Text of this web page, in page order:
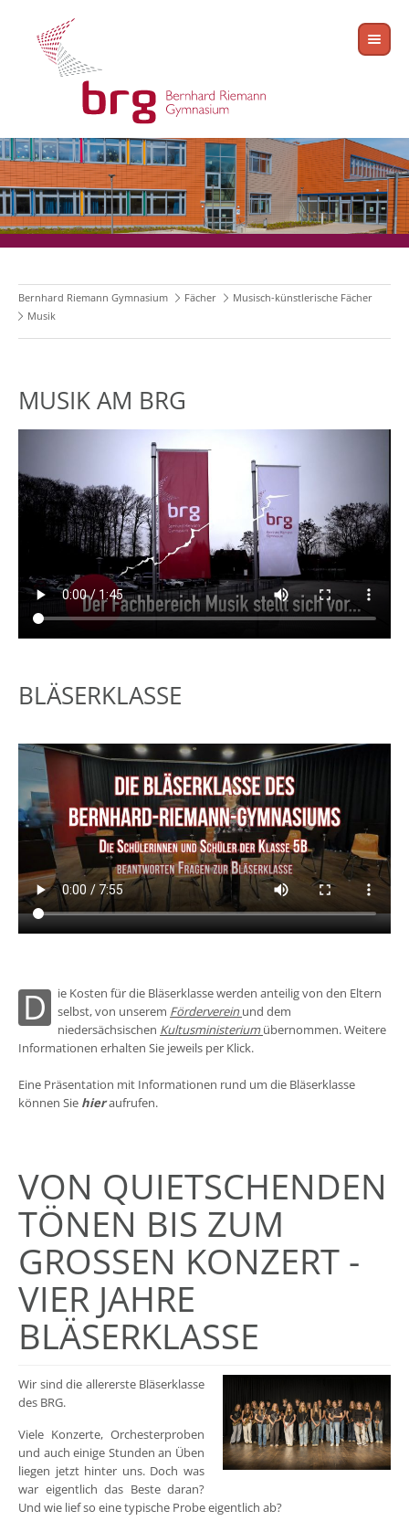
Bernhard Riemann Gymnasium Fächer
Musisch-künstlerische Fächer
Musik
MUSIK AM BRG
BLÄSERKLASSE
Die Kosten für die Bläserklasse werden anteilig von den Eltern selbst, von unserem Förderverein und dem
niedersächsischen Kultusministeriumübernommen. Weitere
Informationen erhalten Sie jeweils per Klick.
Eine Präsentation mit Informationen rund um die Bläserklasse
können Sie hieraufrufen.
VON QUIETSCHENDEN
TÖNEN BIS ZUM
GROSSEN KONZERT - V
IER JAHRE B
LÄSERKLASSE
Wir sind die allererste Bläserklasse
des BRG.
Viele Konzerte, Orchesterproben
und auch einige Stunden an Üben
liegen jetzt hinter uns. Doch was
war eigentlich das Beste daran?
Und wie lief so eine typische Probe eigentlich ab?